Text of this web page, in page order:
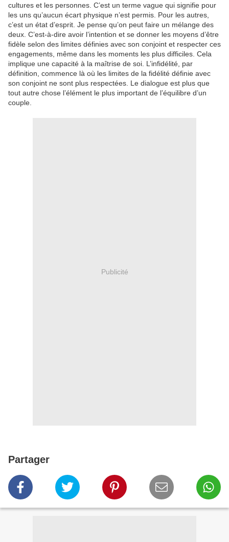
cultures et les personnes. C’est un terme vague qui signifie pour
les uns qu’aucun écart physique n’est permis. Pour les autres,
c’est un état d’esprit. Je pense qu’on peut faire un mélange des
deux. C’est-à-dire avoir l’intention et se donner les moyens d’être
fidèle selon des limites définies avec son conjoint et respecter ces
engagements, même dans les moments les plus difficiles. Cela
implique une capacité à la maîtrise de soi. L’infidélité, par
définition, commence là où les limites de la fidélité définie avec
son conjoint ne sont plus respectées. Le dialogue est plus que
tout autre chose l’élément le plus important de l’équilibre d’un
couple.
Publicité
Partager